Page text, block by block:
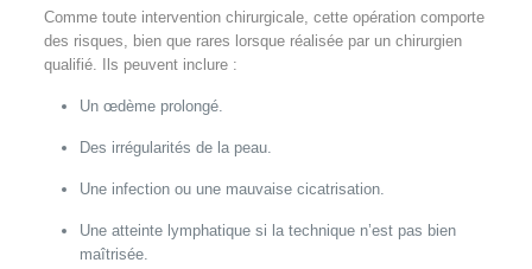
Comme toute intervention chirurgicale, cette opération comporte
des risques, bien que rares lorsque réalisée par un chirurgien
qualifié. Ils peuvent inclure :
Un œdème prolongé.
Des irrégularités de la peau.
Une infection ou une mauvaise cicatrisation.
Une atteinte lymphatique si la technique n’est pas bien
maîtrisée.